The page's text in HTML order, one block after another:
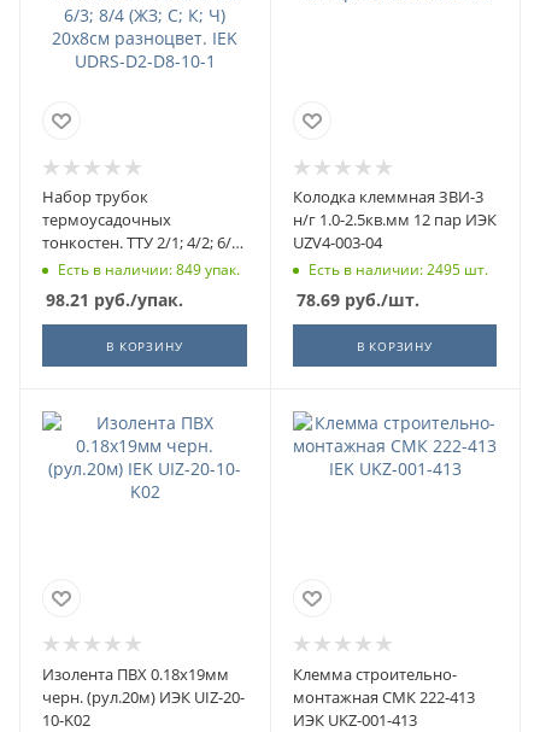
Набор трубок
термоусадочных
тонкостен. ТТУ 2/1; 4/2; 6/3;
8/4 (ЖЗ; С; К; Ч) 20х8см
разноцвет. ИЭК UDRS-D2-
D8-10-1
Есть в наличии: 849 упак.
98.21 руб./упак.
В КОРЗИНУ
Колодка клеммная ЗВИ-3
н/г 1.0-2.5кв.мм 12 пар ИЭК
UZV4-003-04
Есть в наличии: 2495 шт.
78.69руб./шт.
В КОРЗИНУ
Изолента ПВХ 0.18х19мм
черн. (рул.20м) ИЭК UIZ-20-
10-K02
Клемма строительно-
монтажная СМК 222-413
ИЭК UKZ-001-413